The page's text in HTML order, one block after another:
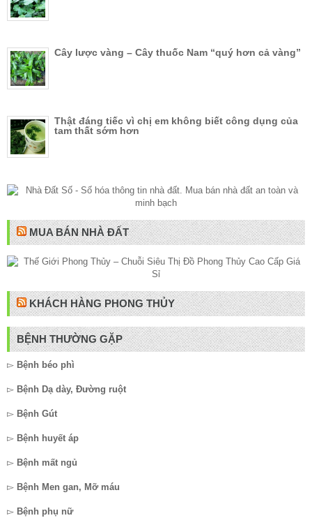
Cây lược vàng – Cây thuốc Nam “quý hơn cả vàng”
Thật đáng tiếc vì chị em không biết công dụng của
tam thất sớm hơn
MUA BÁN NHÀ ĐẤT
KHÁCH HÀNG PHONG THỦY
BỆNH THƯỜNG GẶP
▻ Bệnh béo phì
▻ Bệnh Dạ dày, Đường ruột
▻ Bệnh Gút
▻ Bệnh huyết áp
▻ Bệnh mất ngủ
▻ Bệnh Men gan, Mỡ máu
▻ Bệnh phụ nữ